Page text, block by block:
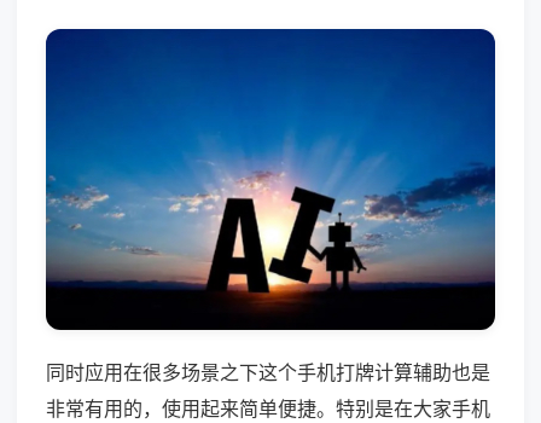
同时应用在很多场景之下这个手机打牌计算辅助也是
非常有用的，使用起来简单便捷。特别是在大家手机